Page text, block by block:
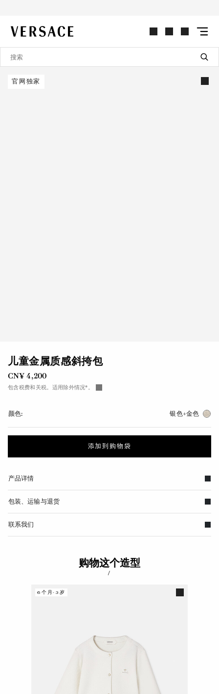
VERSACE | 主页
官网独家
儿童金属质感斜挎包
CN¥ 4,200
包含税费和关税。适用除外情况*。
颜色: 银色+金色
添加到购物袋
产品详情
包装、运输与退货
联系我们
购物这个造型
/
6个月-3岁